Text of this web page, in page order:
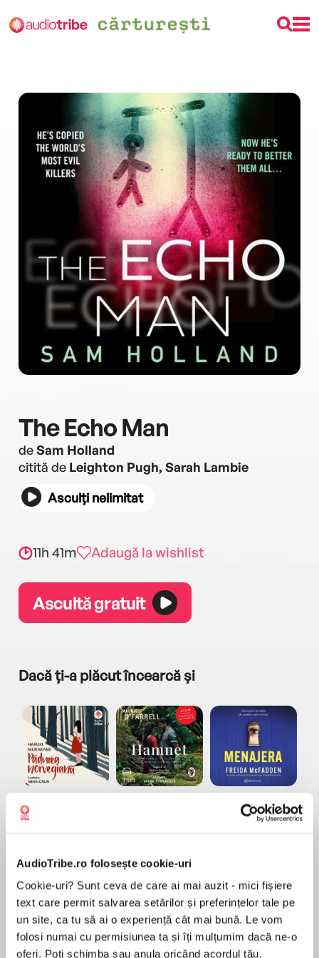
AudioTribe.ro folosește cookie-uri
Cookie-uri? Sunt ceva de care ai mai auzit - mici fișiere
text care permit salvarea setărilor și preferințelor tale pe
un site, ca tu să ai o experiență cât mai bună. Le vom
folosi numai cu permisiunea ta și îți mulțumim dacă ne-o
oferi. Poți schimba sau anula oricând acordul tău.
The Echo Man
deSam Holland
citită de Leighton Pugh, Sarah Lambie
Asculți nelimitat
11h 41m Adaugă la wishlist
Ascultă gratuit
Dacă ți-a plăcut încearcă și
de...
Dani Francis
Diavolul se îmbracă de
la...
Lauren Weisberger
Freida McFadden
Sohn Won-pyung